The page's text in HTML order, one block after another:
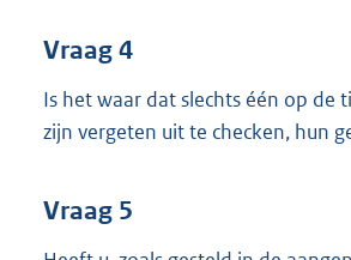
Vraag 4
Is het waar dat slechts één op de
zijn vergeten uit te checken, hun
Vraag 5